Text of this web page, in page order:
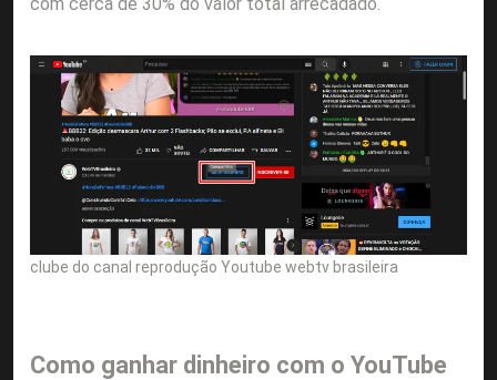
clube do canal reprodução Youtube webtv brasileira
Como ganhar dinheiro com o YouTube